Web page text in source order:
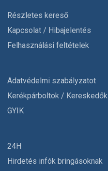
Részletes kereső
Kapcsolat / Hibajelentés
Felhasználási feltételek
Adatvédelmi szabályzatot
Kerékpárboltok / Kereskedők
GYIK
24H
Hirdetés infók bringásoknak